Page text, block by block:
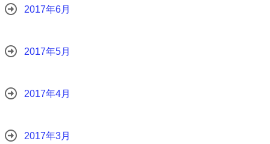
2017年6月
2017年5月
2017年4月
2017年3月